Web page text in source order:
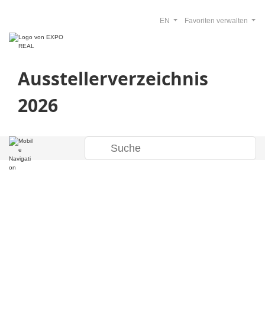
Ausstellerverzeichnis
2026
Favoriten verwalten
EN